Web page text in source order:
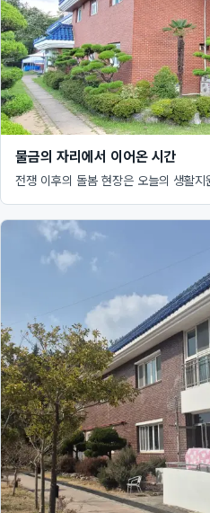
물금의 자리에서 이어온 시간
전쟁 이후의 돌봄 현장은 오늘의 생활